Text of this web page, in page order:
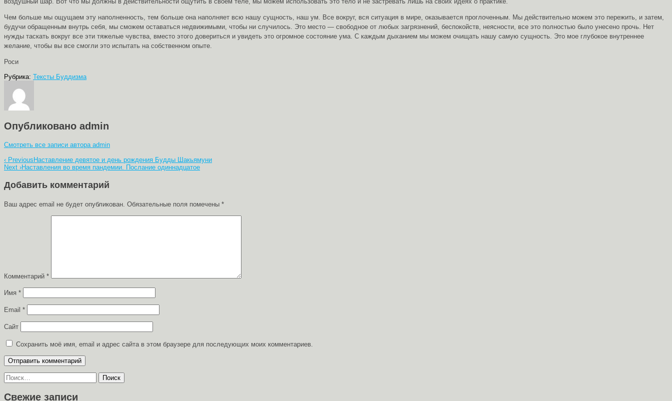
Чем больше мы ощущаем эту наполненность, тем больше она наполняет всю нашу сущность, наш ум. Все вокруг, вся ситуация в мире, оказывается проглоченным. Мы действительно можем это пережить, и затем,
будучи обращенным внутрь себя, мы сможем оставаться недвижимыми, чтобы ни случилось. Это место — свободное от любых загрязнений, беспокойств, неясности, все это полностью было унесено прочь. Нет
нужды таскать вокруг все эти тяжелые чувства, вместо этого довериться и увидеть это огромное состояние ума. С каждым дыханием мы можем очищать нашу самую сущность. Это мое глубокое внутреннее
желание, чтобы вы все смогли это испытать на собственном опыте.
Роси
Рубрика: Тексты Буддизма
Опубликовано admin
Смотреть все записи автора admin
Навигация
по
записям
‹ Previous Наставление девятое и день рождения Будды Шакьямуни
Next ›Наставления во время пандемии. Послание одиннадцатое
Добавить комментарий
Ваш адрес email не будет опубликован. Обязательные поля помечены *
Комментарий *
Имя *
Email *
Сайт
Сохранить моё имя, email и адрес сайта в этом браузере для последующих моих комментариев.
Найти:
Свежие записи